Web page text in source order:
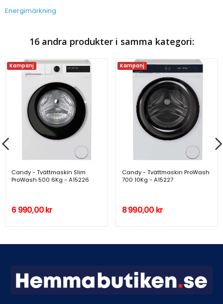
Energimärkning
16 andra produkter i samma kategori:
Kampanj
Candy - Tvättmaskin Slim
ProWash 500 6Kg - A15226
6 990,00 kr
Kampanj
Candy - Tvättmaskin ProWash
700 10Kg - A15227
8 990,00 kr